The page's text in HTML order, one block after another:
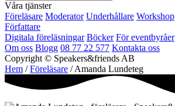
Våra tjänster
Föreläsare Moderator Underhållare Workshop
Författare
Digitala föreläsningar Böcker För eventbyråer
Om oss Blogg 08 77 22 577 Kontakta oss
Copyright © Speakers&friends AB
Hem /Föreläsare / Amanda Lundeteg